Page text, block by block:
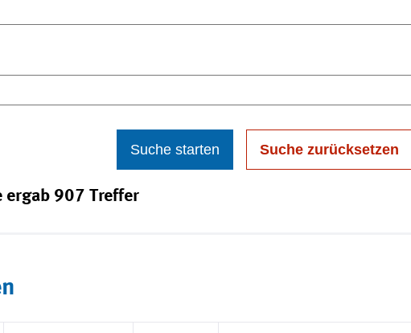
Suche starten Suche zurücksetzen
ergab 907 Treffer